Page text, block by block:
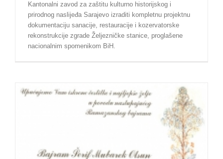
Kantonalni zavod za zaštitu kulturno historijskog i
prirodnog naslijeđa Sarajevo izraditi kompletnu projektnu
dokumentaciju sanacije, restauracije i kozervatorske
rekonstrukcije zgrade Željezničke stanice, proglašene
nacionalnim spomenikom BiH.